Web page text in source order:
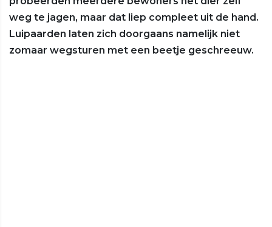
weg te jagen, maar dat liep compleet uit de hand.
Luipaarden laten zich doorgaans namelijk niet
zomaar wegsturen met een beetje geschreeuw.